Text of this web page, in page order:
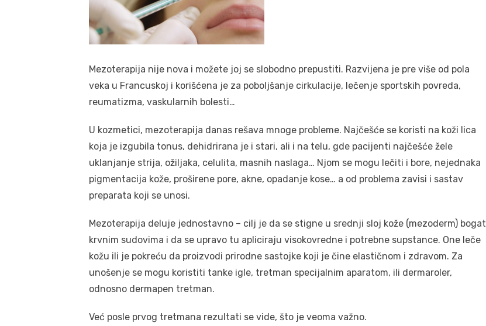
Mezoterapija nije nova i možete joj se slobodno prepustiti. Razvijena je pre više od pola
veka u Francuskoj i korišćena je za poboljšanje cirkulacije, lečenje sportskih povreda,
reumatizma, vaskularnih bolesti…
U kozmetici, mezoterapija danas rešava mnoge probleme. Najčešće se koristi na koži lica
koja je izgubila tonus, dehidrirana je i stari, ali i na telu, gde pacijenti najčešće žele
uklanjanje strija, ožiljaka, celulita, masnih naslaga… Njom se mogu lečiti i bore, nejednaka
pigmentacija kože, proširene pore, akne, opadanje kose… a od problema zavisi i sastav
preparata koji se unosi.
Mezoterapija deluje jednostavno – cilj je da se stigne u srednji sloj kože (mezoderm) bogat
krvnim sudovima i da se upravo tu apliciraju visokovredne i potrebne supstance. One leče
kožu ili je pokreću da proizvodi prirodne sastojke koji je čine elastičnom i zdravom. Za
unošenje se mogu koristiti tanke igle, tretman specijalnim aparatom, ili dermaroler,
odnosno dermapen tretman.
Već posle prvog tretmana rezultati se vide, što je veoma važno.